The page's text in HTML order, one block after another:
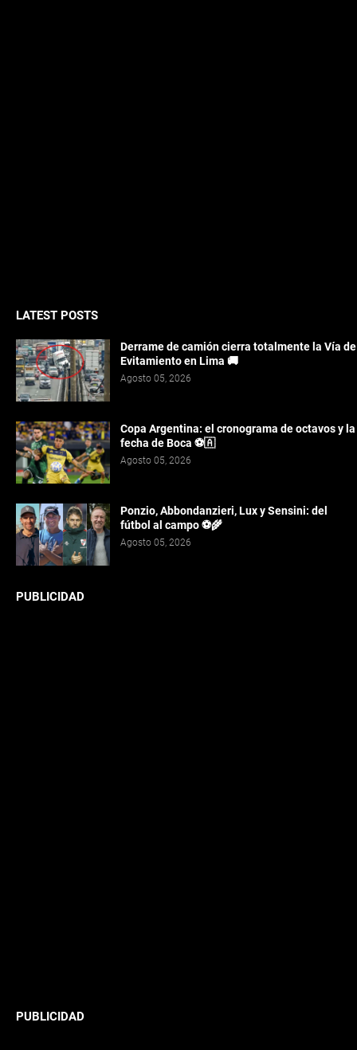
LATEST POSTS
Derrame de camión cierra totalmente la Vía de
Evitamiento en Lima 🚚
Agosto 05, 2026
Copa Argentina: el cronograma de octavos y la
fecha de Boca ⚽🇦️
Agosto 05, 2026
Ponzio, Abbondanzieri, Lux y Sensini: del
fútbol al campo ⚽🌾
Agosto 05, 2026
PUBLICIDAD
PUBLICIDAD